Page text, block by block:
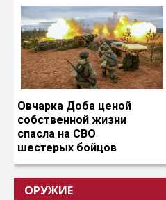
Овчарка Доба ценой
собственной жизни
спасла на СВО
шестерых бойцов
ОРУЖИЕ